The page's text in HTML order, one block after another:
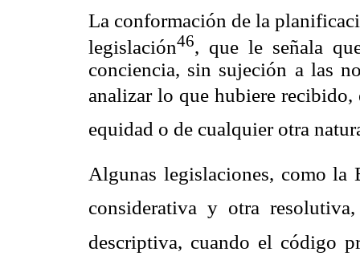
La conformación de la
legislación46, que le señala
conciencia, sin sujeción a las
analizar lo que hubiere recibido,
equidad o de cualquier otra
Algunas legislaciones, como la
considerativa y otra
descriptiva, cuando el código